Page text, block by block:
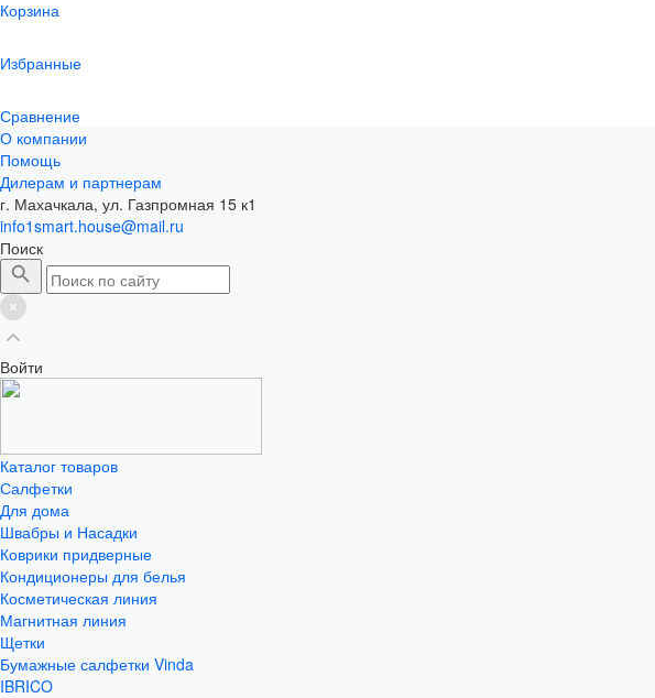
Корзина
Избранные
Сравнение
О компании
Помощь
Дилерам и партнерам
г. Махачкала, ул. Газпромная 15 к1
info1smart.house@mail.ru
Поиск
Войти
Каталог товаров
Салфетки
Для дома
Швабры и Насадки
Коврики придверные
Кондиционеры для белья
Косметическая линия
Магнитная линия
Щетки
Бумажные салфетки Vinda
IBRICO